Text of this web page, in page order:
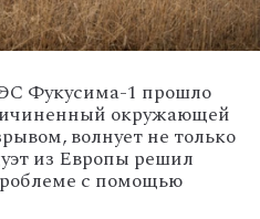
Фукусима-1 прошло
окружающей
волнует не только
из Европы решил
с помощью